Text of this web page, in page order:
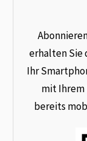
erhalten Sie
Ihr
mit Ihrem
bereits